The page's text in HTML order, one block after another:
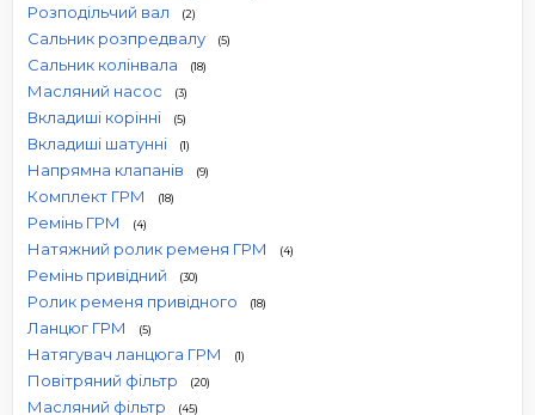
Розподільчий вал (2)
Сальник розпредвалу (5)
Сальник колінвала (18)
Масляний насос (3)
Вкладиші корінні (5)
Вкладиші шатунні (1)
Напрямна клапанів (9)
Комплект ГРМ (18)
Ремінь ГРМ (4)
Натяжний ролик ременя ГРМ (4)
Ремінь привідний (30)
Ролик ременя привідного (18)
Ланцюг ГРМ (5)
Натягувач ланцюга ГРМ (1)
Повітряний фільтр (20)
Масляний фільтр (45)